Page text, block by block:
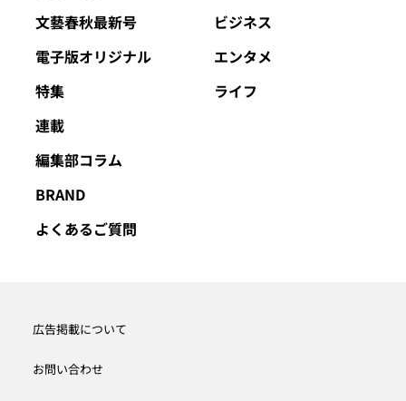
文藝春秋最新号
電子版オリジナル
特集
連載
編集部コラム
BRAND
よくあるご質問
ビジネス
エンタメ
ライフ
広告掲載について
お問い合わせ